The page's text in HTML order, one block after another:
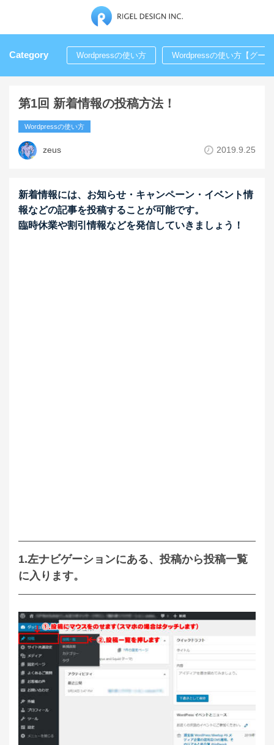
Category Wordpressの使い方 Wordpressの使い方【グー
第1回 新着情報の投稿方法！
Wordpressの使い方
zeus 2019.9.25
新着情報には、お知らせ・キャンペーン・イベント情
報などの記事を投稿することが可能です。
臨時休業や割引情報などを発信していきましょう！
1.左ナビゲーションにある、投稿から投稿一覧
に入ります。